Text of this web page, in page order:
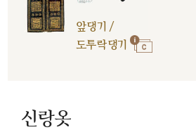
앞댕기 /
도투락댕기
신랑옷